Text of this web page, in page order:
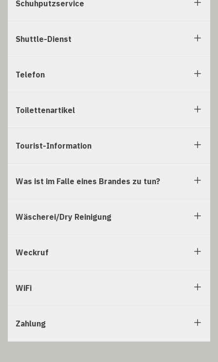
Schuhputzservice
Shuttle-Dienst
Telefon
Toilettenartikel
Tourist-Information
Was ist im Falle eines Brandes zu tun?
Wäscherei/Dry Reinigung
Weckruf
WiFi
Zahlung